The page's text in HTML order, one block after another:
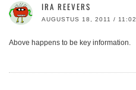
IRA REEVERS
AUGUSTUS 18, 2011 / 11:02
Above happens to be key information.